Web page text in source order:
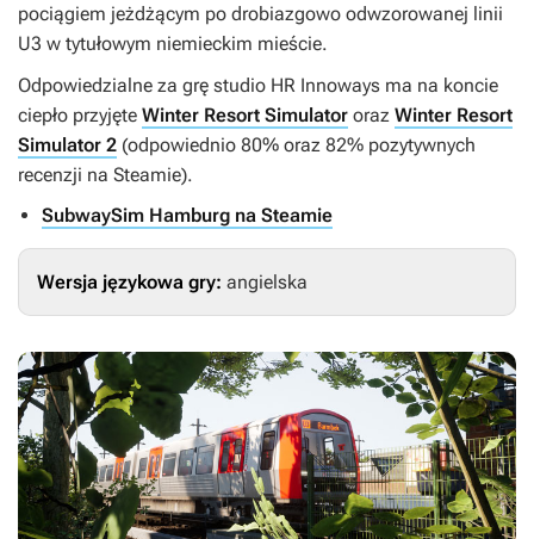
pociągiem jeżdżącym po drobiazgowo odwzorowanej linii
U3 w tytułowym niemieckim mieście.
Odpowiedzialne za grę studio HR Innoways ma na koncie
ciepło przyjęte Winter Resort Simulator oraz Winter Resort
Simulator 2 (odpowiednio 80% oraz 82% pozytywnych
recenzji na Steamie).
SubwaySim Hamburg na Steamie
Wersja językowa gry: angielska